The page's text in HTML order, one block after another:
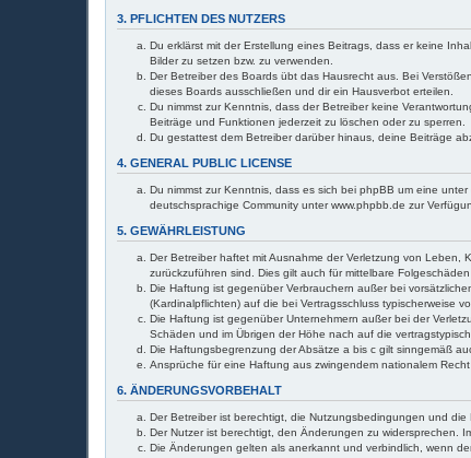
3. PFLICHTEN DES NUTZERS
Du erklärst mit der Erstellung eines Beitrags, dass er keine
Bilder zu setzen bzw. zu verwenden.
Der Betreiber des Boards übt das Hausrecht aus. Bei
dieses Boards ausschließen und dir ein Hausverbot erteilen.
Du nimmst zur Kenntnis, dass der Betreiber keine
Beiträge und Funktionen jederzeit zu löschen oder zu sperren.
Du gestattest dem Betreiber darüber hinaus, deine Beiträge
4. GENERAL PUBLIC LICENSE
Du nimmst zur Kenntnis, dass es sich bei phpBB um eine unter
deutschsprachige Community unter www.phpbb.de zur
5. GEWÄHRLEISTUNG
Der Betreiber haftet mit Ausnahme der Verletzung von Leben,
zurückzuführen sind. Dies gilt auch für mittelbare
Die Haftung ist gegenüber Verbrauchern außer bei
(Kardinalpflichten) auf die bei Vertragsschluss typischerweise
Die Haftung ist gegenüber Unternehmern außer bei der
Schäden und im Übrigen der Höhe nach auf die
Die Haftungsbegrenzung der Absätze a bis c gilt sinngemäß
Ansprüche für eine Haftung aus zwingendem nationalem
6. ÄNDERUNGSVORBEHALT
Der Betreiber ist berechtigt, die Nutzungsbedingungen und
Der Nutzer ist berechtigt, den Änderungen zu widersprechen.
Die Änderungen gelten als anerkannt und verbindlich, wenn